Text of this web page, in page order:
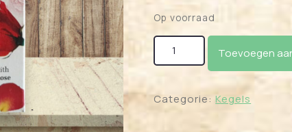
Op voorraad
Backflow Wierook
Toevoegen
Categorie:Kegels